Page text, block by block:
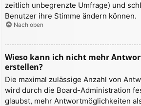
zeitlich unbegrenzte Umfrage) und
Benutzer ihre Stimme ändern können.
Nach oben
Wieso kann ich nicht mehr
erstellen?
Die maximal zulässige Anzahl von
wird durch die Board-Administration
glaubst, mehr Antwortmöglichkeiten